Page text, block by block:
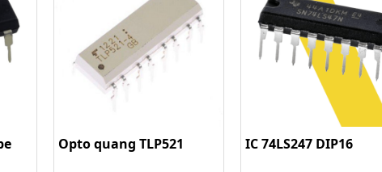
Opto quang TLP521 IC 74LS247 DIP16